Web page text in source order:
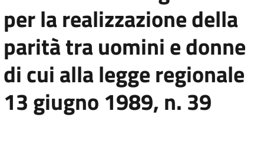
per la realizzazione della
parità tra uomini e donne
di cui alla legge regionale
13 giugno 1989, n. 39